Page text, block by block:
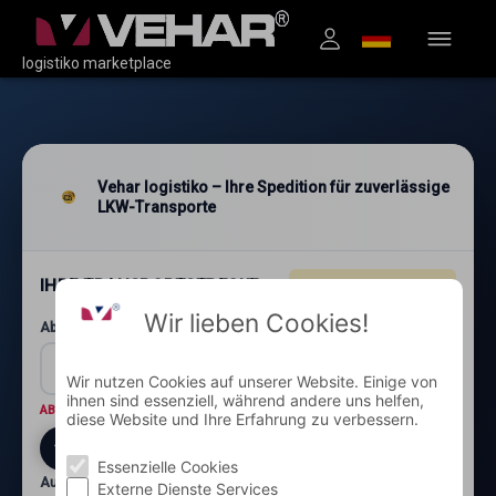
logistiko marketplace
Vehar logistiko – Ihre Spedition für zuverlässige
LKW-Transporte
IHRE TRANSPORTSTRECKE
Abholung: Postleitzahl und Ort*
ABHOLORT Wo wird die Ware abgeholt?
Auslieferung: Postleitzahl und Ort*
Wir lieben Cookies!
Wir nutzen Cookies auf unserer Website. Einige von
ihnen sind essenziell, während andere uns helfen,
diese Website und Ihre Erfahrung zu verbessern.
Essenzielle Cookies
Externe Dienste Services